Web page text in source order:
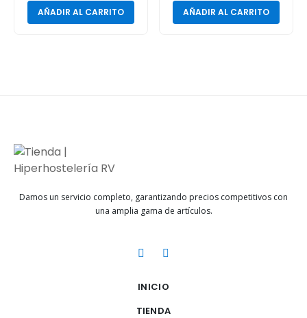
AÑADIR AL CARRITO AÑADIR AL CARRITO
Damos un servicio completo, garantizando precios competitivos con
una amplia gama de artículos.
INICIO
TIENDA